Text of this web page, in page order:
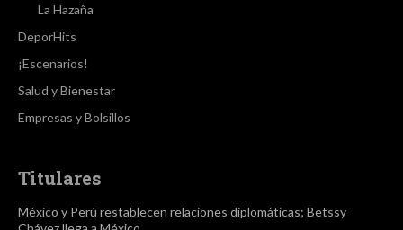
La Hazaña
DeporHits
¡Escenarios!
Salud y Bienestar
Empresas y Bolsillos
Titulares
México y Perú restablecen relaciones diplomáticas; Betssy